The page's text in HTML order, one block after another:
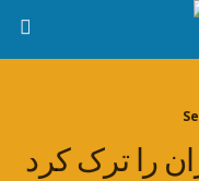
را ترک کرد